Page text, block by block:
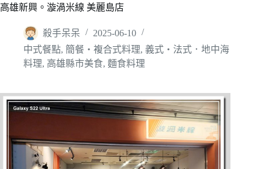
高雄新興。漩渦米線 美麗島店
殺手呆呆
2025-06-10
中式餐點, 簡餐‧複合式料理, 義式‧法式．地中海
料理, 高雄縣市美食, 麵食料理